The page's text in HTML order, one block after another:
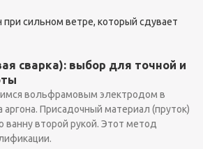
сильном ветре, который сдувает
сварка): выбор для точной и
вольфрамовым электродом в
аргона. Присадочный материал (пруток)
ванну второй рукой. Этот метод